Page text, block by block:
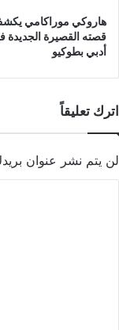
هاروكي موراكامي
قصته القصيرة
أدبي بطوكيو
اترك تعليقاً
لن يتم نشر عنوان